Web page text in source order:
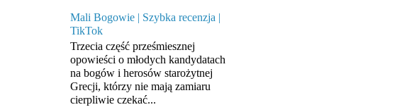
Mali Bogowie | Szybka recenzja |
TikTok
Trzecia część prześmiesznej
opowieści o młodych kandydatach
na bogów i herosów starożytnej
Grecji, którzy nie mają zamiaru
cierpliwie czekać...